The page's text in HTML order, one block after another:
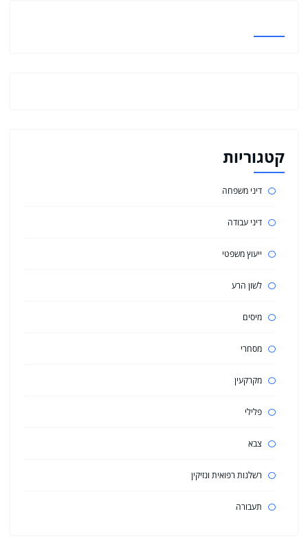
קטגוריות
דיני משפחה
דיני עבודה
ייעוץ משפטי
לשון הרע
מיסים
מסחרי
מקרקעין
פלילי
צבא
רשלנות רפואית ונזיקין
תעבורה